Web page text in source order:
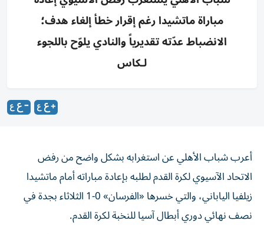
مباراة ماتشيدا رغم إقرار خطأ إلغاء هدف؛
الانضباط عدّته تقديرياً والنادي يلوّح باللجوء
لـكاس
أعرب شباب الأهلي عن استغرابه بشكل واضح من رفض
الاتحاد الآسيوي لكرة القدم لطلبه بإعادة مباراته أمام ماتشيدا
زيلفيا الياباني، والتي خسرها «الفرسان» 0-1 الثلاثاء بجدة في
نصف نهائي دوري أبطال آسيا للنخبة لكرة القدم.